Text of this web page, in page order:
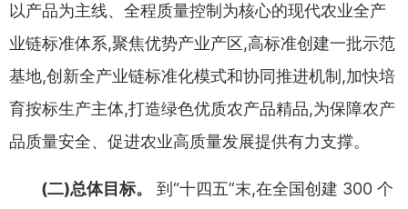
以产品为主线、 全程质量控制为核心的现代农业全产
业链标准体系,聚焦优势产业产区,高标准创建一批示范
基地,创新全产业链标准化模式和协同推进机制 ,加快培
育按标生产主体,打造绿色优质农产品精品,为保障农产
品质量安全、 促进农业高质量发展提供有力支撑。
(二)总体目标。 到 “十四五”末,在全国创建 300 个